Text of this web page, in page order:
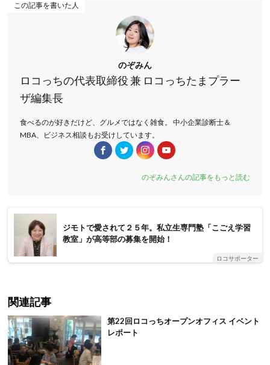
この記事を書いた人
のぞみん
ロコっちの代表取締役 兼 ロコっちたまプラー
ザ編集長
食べるのが好きだけど、グルメではなく雑食。 中小企業診断士＆
MBA、ビジネス相談もお受けしています。
のぞみんさんの記事をもっと読む
ジモトで愛されて２５年。私立生専門塾「こごえ学習
教室」が高等部の募集を開始！
ロコサポーター
関連記事
第22回ロコっちオープンオフィス イベント
レポート